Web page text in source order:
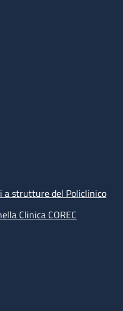
a strutture del Policlinico
Clinica COREC